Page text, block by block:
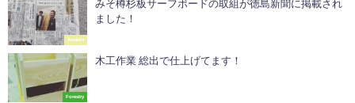
Awards
みそ樽杉板サーフボードの取組が徳島新聞に掲載され
ました！
Forestry
木工作業 総出で仕上げてます！